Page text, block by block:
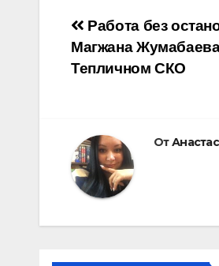
Навигация
по
Работа без
Магжана
Тепличном СКО
От